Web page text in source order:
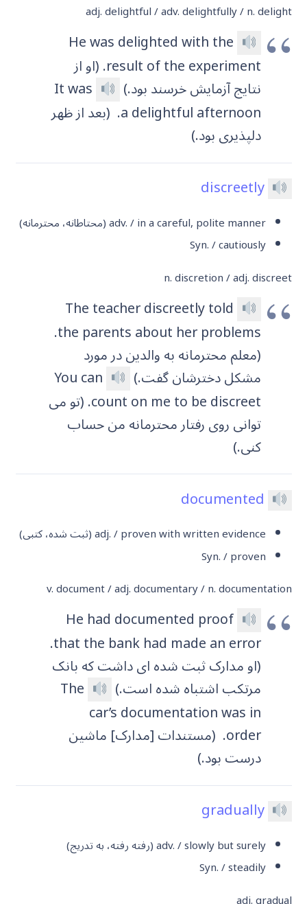
adj. delightful / adv. delightfully / n. delight
He was delighted with the
result of the experiment. (او از
نتایج آزمایش خرسند بود.)
It was
a delightful afternoon. (بعد از ظهر
دلپذیری بود.)
discreetly
adv. / in a careful, polite manner(محتاطانه، محترمانه)
Syn. / cautiously
n. discretion / adj. discreet
The teacher discreetly told
the parents about her problems.
(معلم محترمانه به والدین در مورد
مشکل دخترشان گفت.)
You can
count on me to be discreet. (تو می
توانی روی رفتار محترمانه من حساب
کنی.)
documented
adj. / proven with written evidence(ثبت شده، کتبی)
Syn. / proven
v. document / adj. documentary / n. documentation
He had documented proof
that the bank had made an error.
(او مدارک ثبت شده ای داشت که بانک
مرتکب اشتباه شده است.)
The
car’s documentation was in
order. (مستندات [مدارک] ماشین
درست بود.)
gradually
adv. / slowly but surely(رفته رفته، به تدریج)
Syn. / steadily